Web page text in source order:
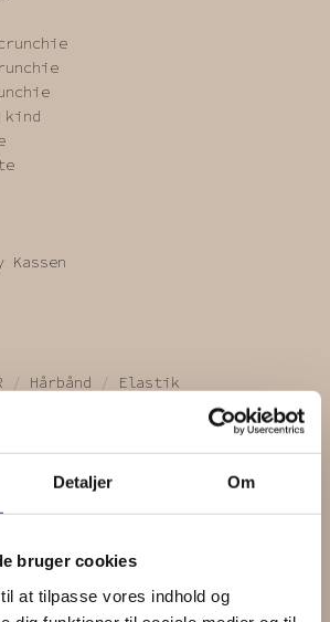
Detaljer Om
bruger cookies
at tilpasse vores indhold og
kind
Kassen
/ Hårbånd /
Elastik
| Storblomstret print
| Storblomstret
og bliver lavet ud af upcyclede